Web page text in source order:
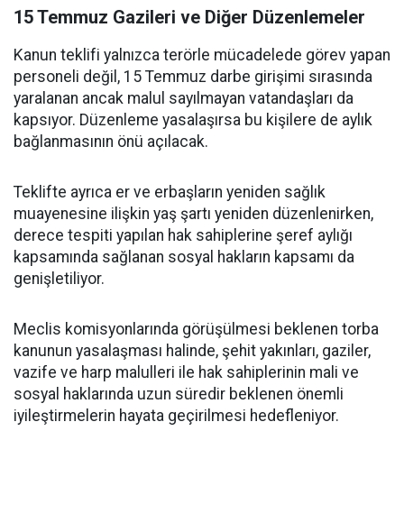
15 Temmuz Gazileri ve Diğer Düzenlemeler
Kanun teklifi yalnızca terörle mücadelede görev yapan
personeli değil, 15 Temmuz darbe girişimi sırasında
yaralanan ancak malul sayılmayan vatandaşları da
kapsıyor. Düzenleme yasalaşırsa bu kişilere de aylık
bağlanmasının önü açılacak.
Teklifte ayrıca er ve erbaşların yeniden sağlık
muayenesine ilişkin yaş şartı yeniden düzenlenirken,
derece tespiti yapılan hak sahiplerine şeref aylığı
kapsamında sağlanan sosyal hakların kapsamı da
genişletiliyor.
Meclis komisyonlarında görüşülmesi beklenen torba
kanunun yasalaşması halinde, şehit yakınları, gaziler,
vazife ve harp malulleri ile hak sahiplerinin mali ve
sosyal haklarında uzun süredir beklenen önemli
iyileştirmelerin hayata geçirilmesi hedefleniyor.